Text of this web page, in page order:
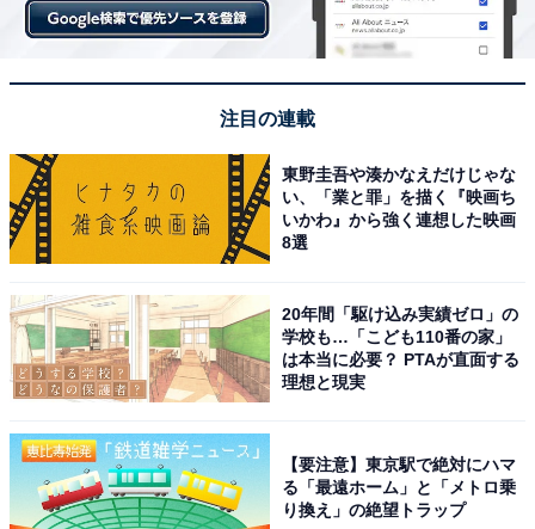
ハイコーキ「BSL1820M」
HiKOKI(ハイコーキ) iKOKI 18V 2.0Ah 薄型リチウムイオ
ン電池 残量表示ランプ付き 冷温庫 UL18DC UL18DD
UL18DBA対応 BSL1820M 0037-7795
ハイコーキ「BSL1460」
注目の連載
東野圭吾や湊かなえだけじゃな
い、「業と罪」を描く『映画ち
いかわ』から強く連想した映画
8選
20年間「駆け込み実績ゼロ」の
学校も…「こども110番の家」
は本当に必要？ PTAが直面する
理想と現実
【要注意】東京駅で絶対にハマ
る「最遠ホーム」と「メトロ乗
り換え」の絶望トラップ